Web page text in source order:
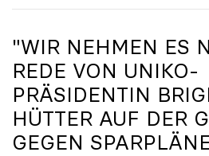
"WIR NEHMEN ES
REDE VON UNIKO-
PRÄSIDENTIN
HÜTTER AUF DER
EGEN SPARPLÄNE